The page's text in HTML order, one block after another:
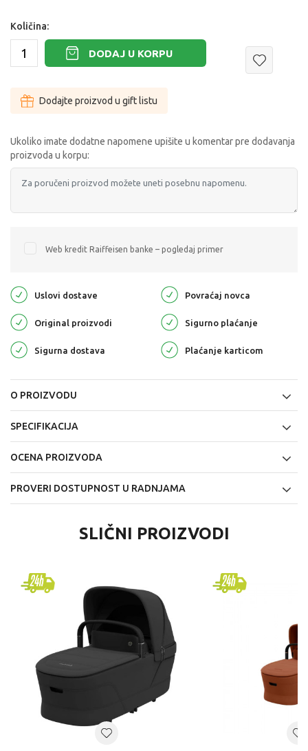
Količina:
DODAJ U KORPU
Dodajte proizvod u gift listu
Ukoliko imate dodatne napomene upišite u komentar pre dodavanja
proizvoda u korpu:
Web kredit Raiffeisen banke – pogledaj primer
Uslovi dostave Povraćaj novca
Original proizvodi Sigurno plaćanje
Sigurna dostava Plaćanje karticom
O PROIZVODU
SPECIFIKACIJA
OCENA PROIZVODA
PROVERI DOSTUPNOST U RADNJAMA
SLIČNI PROIZVODI